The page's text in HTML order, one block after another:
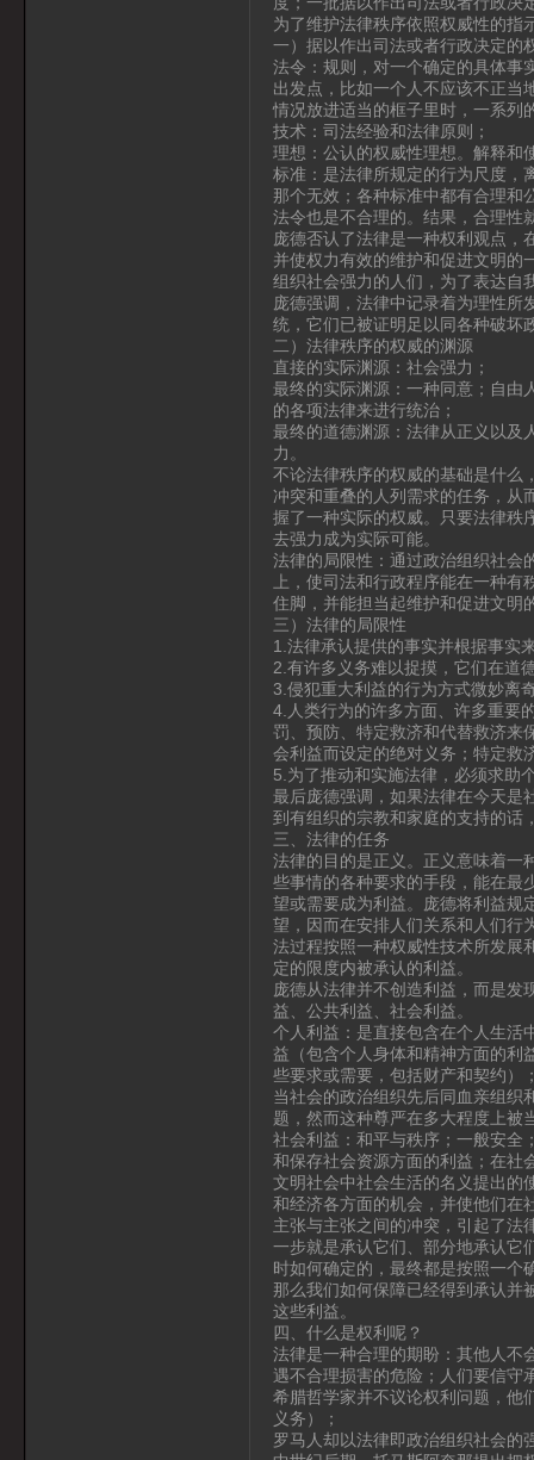
为了维护法律秩序依照权威性的指
一）据以作出司法或者行政决定的
法令：规则，对一个确定的具体事
出发点，比如一个人不应该不正当
情况放进适当的框子里时，一系列
技术：司法经验和法律原则；
理想：公认的权威性理想。解释和
标准：是法律所规定的行为尺度，
那个无效；各种标准中都有合理和
法令也是不合理的。结果，合理性
庞德否认了法律是一种权利观点，
并使权力有效的维护和促进文明的
组织社会强力的人们，为了表达自
庞德强调，法律中记录着为理性所
统，它们已被证明足以同各种破坏
二）法律秩序的权威的渊源
直接的实际渊源：社会强力；
最终的实际渊源：一种同意；自由
的各项法律来进行统治；
最终的道德渊源：法律从正义以及
力。
不论法律秩序的权威的基础是什么
冲突和重叠的人列需求的任务，从
握了一种实际的权威。只要法律秩
去强力成为实际可能。
法律的局限性：通过政治组织社会
上，使司法和行政程序能在一种
住脚，并能担当起维护和促进文明
三）法律的局限性
1.法律承认提供的事实并根据事实
2.有许多义务难以捉摸，它们在道
3.侵犯重大利益的行为方式微妙离
4.人类行为的许多方面、许多重要
罚、预防、特定救济和代替救济来
会利益而设定的绝对义务；特定救
5.为了推动和实施法律，必须求助
最后庞德强调，如果法律在今天是
到有组织的宗教和家庭的支持的话
三、法律的任务
法律的目的是正义。正义意味着一
些事情的各种要求的手段，能在最
望或需要成为利益。庞德将利益规
望，因而在安排人们关系和人们行
法过程按照一种权威性技术所发展
定的限度内被承认的利益。
庞德从法律并不创造利益，而是发
益、公共利益、社会利益。
个人利益：是直接包含在个人生活
益（包含个人身体和精神方面的利
些要求或需要，包括财产和契约）
当社会的政治组织先后同血亲组织
题，然而这种尊严在多大程度上被
社会利益：和平与秩序；一般安全
和保存社会资源方面的利益；在社
文明社会中社会生活的名义提出的
和经济各方面的机会，并使他们在
主张与主张之间的冲突，引起了法
一步就是承认它们、部分地承认它
时如何确定的，最终都是按照一个
那么我们如何保障已经得到承认并
这些利益。
四、什么是权利呢？
法律是一种合理的期盼：其他人不
遇不合理损害的危险；人们要信守
希腊哲学家并不议论权利问题，他
义务）；
罗马人却以法律即政治组织社会的